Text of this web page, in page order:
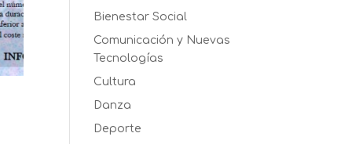
Bienestar Social
Comunicación y Nuevas
Tecnologías
Cultura
Danza
Deporte